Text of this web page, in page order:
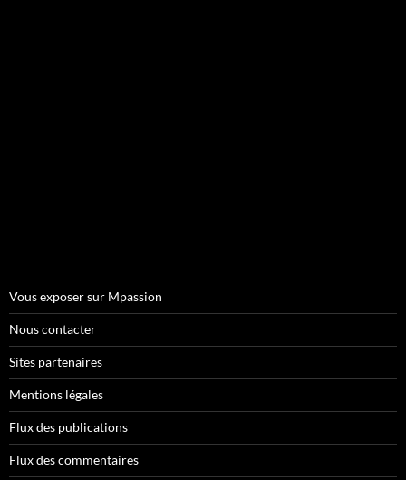
Vous exposer sur Mpassion
Nous contacter
Sites partenaires
Mentions légales
Flux des publications
Flux des commentaires